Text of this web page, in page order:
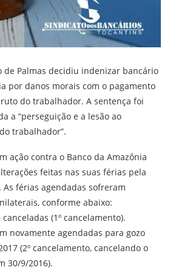
de Palmas decidiu indenizar bancário
por danos morais com o pagamento
do trabalhador. A sentença foi
a “perseguição e a lesão ao
trabalhador”.
ação contra o Banco da Amazônia
feitas nas suas férias pela
férias agendadas sofreram
conforme abaixo:
(1º cancelamento).
novamente agendadas para gozo
(2º cancelamento, cancelando o
30/9/2016).